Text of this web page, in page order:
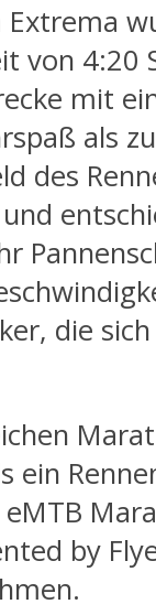
Extrema
von 4:20
mit
als
des
die
ein
by